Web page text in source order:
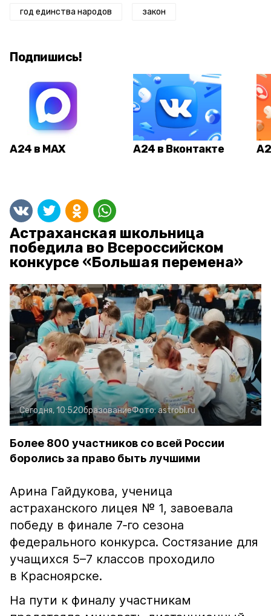
год единства народов закон
Подпишись!
А24 в MAX А24 в Вконтакте
Астраханская школьница
победила во Всероссийском
конкурсе «Большая перемена»
Сегодня, 10:52ОбразованиеФото:astrobl.ru
Более 800 участников со всей России
боролись за право быть лучшими
Арина Гайдукова, ученица
астраханского лицея № 1, завоевала
победу в финале 7‑го сезона
федерального конкурса. Состязание для
учащихся 5–7 классов проходило
в Красноярске.
На пути к финалу участникам